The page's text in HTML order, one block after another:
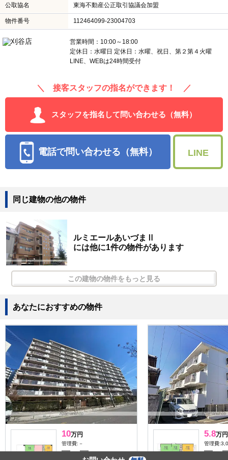
公取協名 東海不動産公正取引協議会加盟
物件番号 112464099-23004703
営業時間：10:00～18:00
定休日：水曜日 定休日：水曜、祝日、第２第４火曜
LINE、WEBは24時間受付
＼ 接客スタッフの指名ができます！ ／
スタッフを指名して問い合わせる（無料）
電話で問い合わせる（無料） LINE
同じ建物の他の物件
ルミエールあいづまⅡ
には他に1件の物件があります
この建物の物件をもっと見る
あなたにおすすめの物件
10万円
管理費:－
5.8万円
管理費